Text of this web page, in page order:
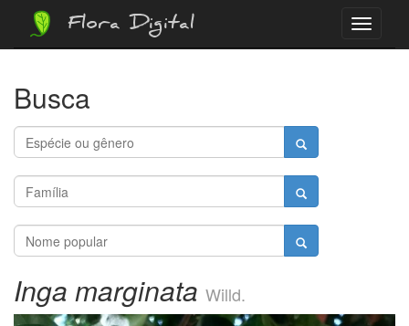
Menu
Flora Digital
Busca
Inga marginata Willd.